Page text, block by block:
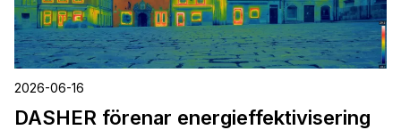
2026-06-16
DASHER förenar energieffektivisering